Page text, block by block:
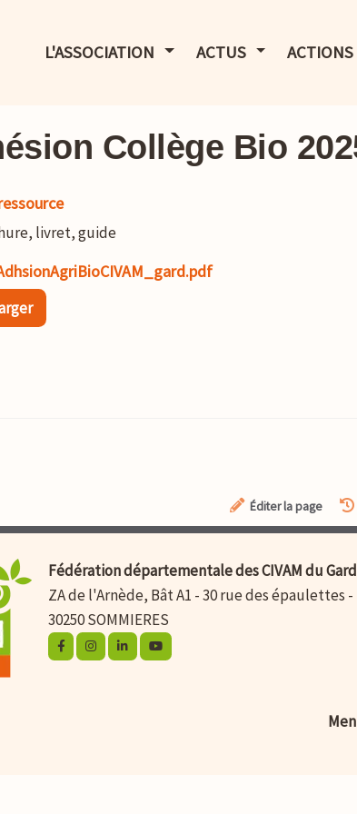
L'ASSOCIATION AFFICHER LE MENU
ACTUS AFFICHER LE
ACTIONS
Collège Bio
livret, guide
Éditer la page
Fédération départementale des CIVAM du Gard
ZA de l'Arnède, Bât A1 - 30 rue des épaulettes -
30250 SOMMIERES